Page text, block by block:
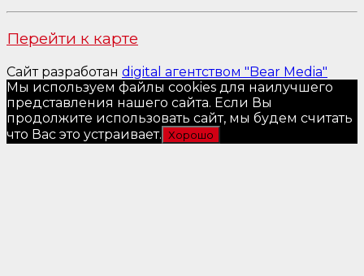
Перейти к карте
Сайт разработан digital агентством "Bear Media"
Мы используем файлы cookies для наилучшего
представления нашего сайта. Если Вы
продолжите использовать сайт, мы будем считать
что Вас это устраивает. Хорошо